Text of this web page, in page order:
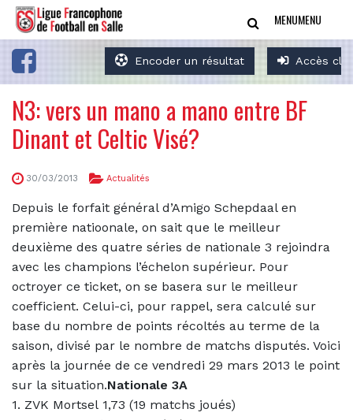
Encoder un résultat Accès
MENUMENU
N3: vers un mano a mano entre BF
Dinant et Celtic Visé?
30/03/2013 Actualités
Depuis le forfait général d’Amigo Schepdaal en
première natioonale, on sait que le meilleur
deuxième des quatre séries de nationale 3 rejoindra
avec les champions l’échelon supérieur. Pour
octroyer ce ticket, on se basera sur le meilleur
coefficient. Celui-ci, pour rappel, sera calculé sur
base du nombre de points récoltés au terme de la
saison, divisé par le nombre de matchs disputés. Voici
après la journée de ce vendredi 29 mars 2013 le point
sur la situation.Nationale 3A
1. ZVK Mortsel 1,73 (19 matchs joués)